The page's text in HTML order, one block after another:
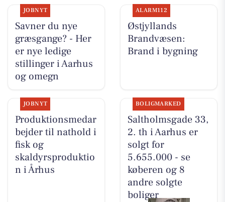
JOBNYT
Savner du nye
græsgange? - Her
er nye ledige
stillinger i Aarhus
og omegn
ALARM112
Østjyllands
Brandvæsen:
Brand i bygning
JOBNYT
Produktionsmedar
bejder til nathold i
fisk og
skaldyrsproduktio
n i Århus
BOLIGMARKED
Saltholmsgade 33,
2. th i Aarhus er
solgt for
5.655.000 - se
køberen og 8
andre solgte
boliger